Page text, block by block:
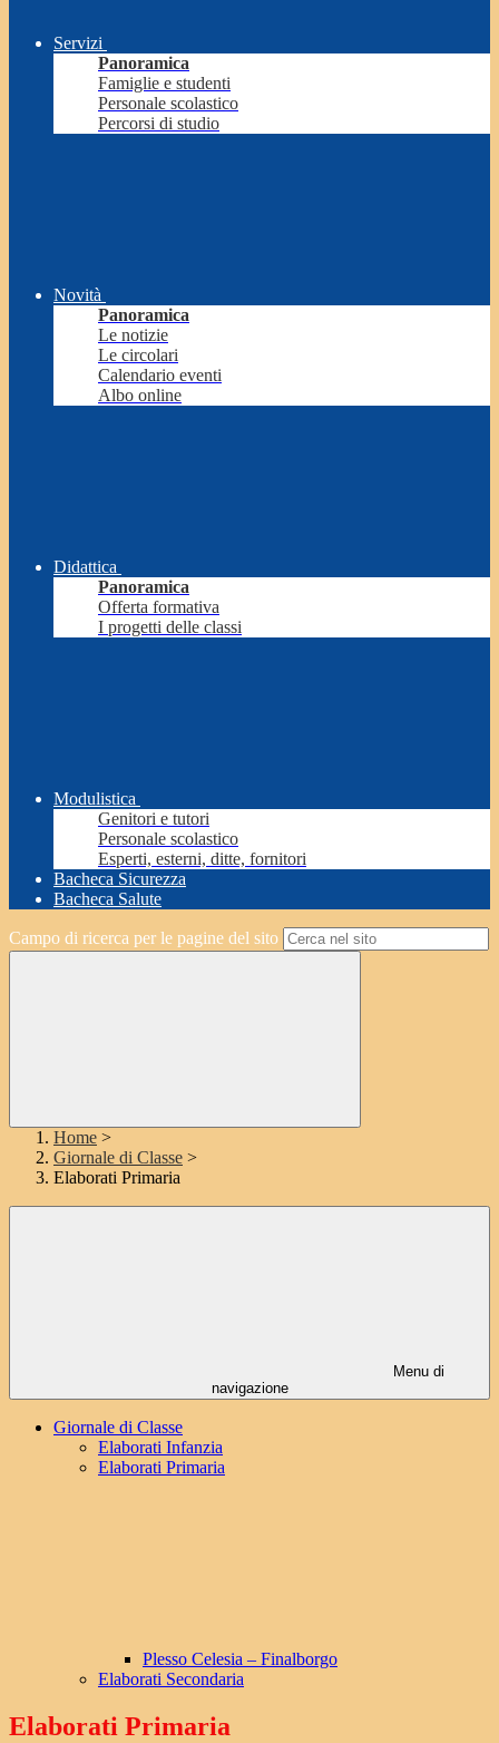
Servizi
Panoramica
Famiglie e studenti
Personale scolastico
Percorsi di studio
Novità
Panoramica
Le notizie
Le circolari
Calendario eventi
Albo online
Didattica
Panoramica
Offerta formativa
I progetti delle classi
Modulistica
Genitori e tutori
Personale scolastico
Esperti, esterni, ditte, fornitori
Bacheca Sicurezza
Bacheca Salute
Campo di ricerca per le pagine del sito
Home >
Giornale di Classe >
Elaborati Primaria
Menu di
navigazione
Giornale di Classe
Elaborati Infanzia
Elaborati Primaria
Plesso Celesia – Finalborgo
Elaborati Secondaria
Elaborati Primaria